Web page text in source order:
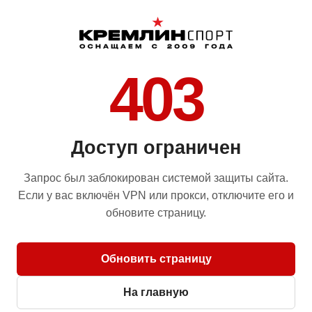
403
Доступ ограничен
Запрос был заблокирован системой защиты сайта.
Если у вас включён VPN или прокси, отключите его и
обновите страницу.
Обновить страницу
На главную